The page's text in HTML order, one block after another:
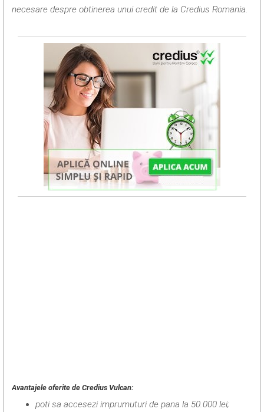
necesare despre obtinerea unui credit de la Credius Romania.
Avantajele oferite de Credius Vulcan:
poti sa accesezi imprumuturi de pana la 50.000 lei;